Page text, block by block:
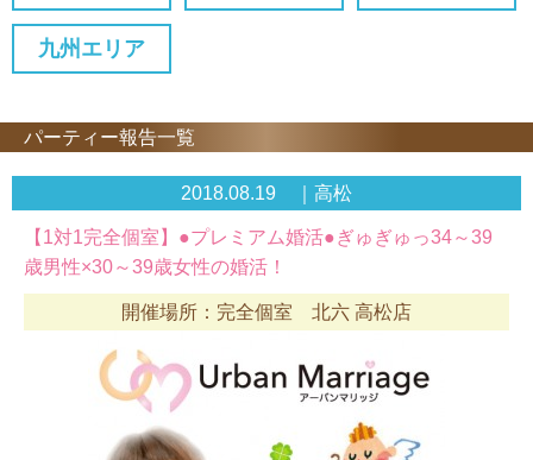
九州エリア
パーティー報告一覧
2018.08.19 ｜高松
【1対1完全個室】●プレミアム婚活●ぎゅぎゅっ34～39
歳男性×30～39歳女性の婚活！
開催場所：完全個室 北六 高松店